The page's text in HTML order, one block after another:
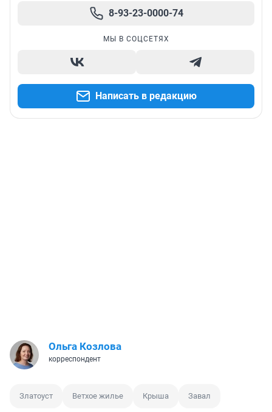
8-93-23-0000-74
МЫ В СОЦСЕТЯХ
Написать в редакцию
Ольга Козлова
корреспондент
Златоуст Ветхое жилье Крыша Завал